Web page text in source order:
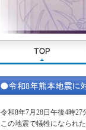
令和8年7月28日午後4時
この地震で犠牲になられ